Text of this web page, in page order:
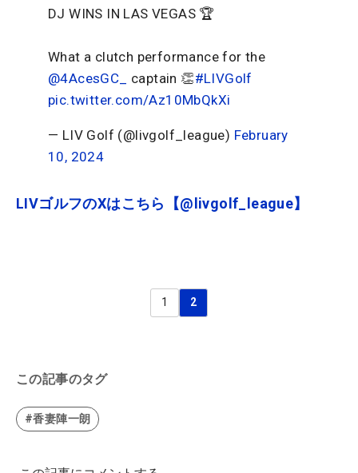
DJ WINS IN LAS VEGAS 🏆
What a clutch performance for the
@4AcesGC_
captain 👏#LIVGolf
pic.twitter.com/Az10MbQkXi
— LIV Golf (@livgolf_league) February
10, 2024
LIVゴルフのXはこちら【@livgolf_league】
1 2
この記事のタグ
#香妻陣一朗